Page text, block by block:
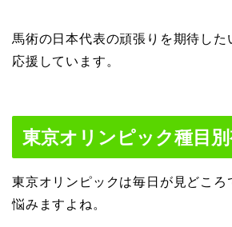
馬術の日本代表の頑張りを期待した
応援しています。
東京オリンピック種目
東京オリンピックは毎日が見どころ
悩みますよね。